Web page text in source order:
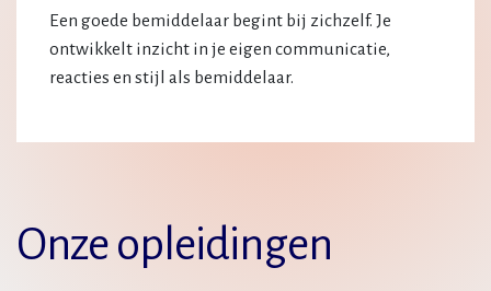
Een goede bemiddelaar begint bij zichzelf. Je
ontwikkelt inzicht in je eigen communicatie,
reacties en stijl als bemiddelaar.
Onze opleidingen